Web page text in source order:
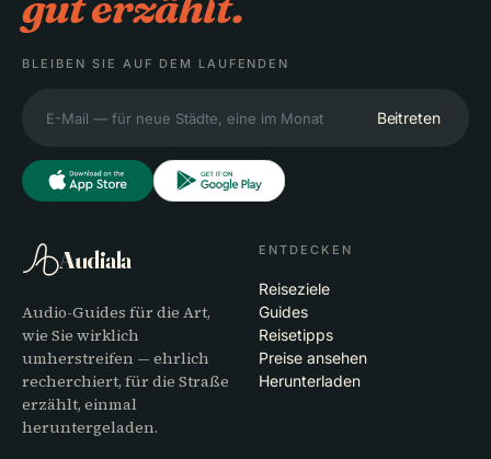
Langsames Reisen,
gut erzählt.
Audiala